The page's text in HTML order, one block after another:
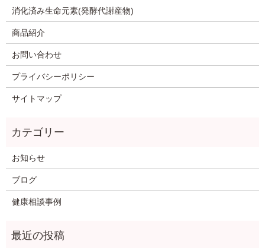
消化済み生命元素(発酵代謝産物)
商品紹介
お問い合わせ
プライバシーポリシー
サイトマップ
お知らせ
ブログ
健康相談事例